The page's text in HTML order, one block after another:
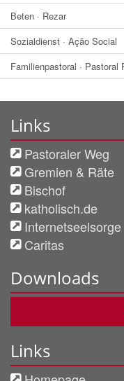
Beten · Rezar
Sozialdienst · Ação Social
Familienpastoral · Pastoral
Links
Pastoraler Weg
Gremien & Räte
Bischof
katholisch.de
Internetseelsorge
Caritas
Downloads
Links